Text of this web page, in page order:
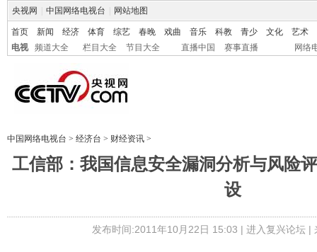
央视网 中国网络电视台 网站地图
首页 新闻 经济 体育 综艺 春晚 戏曲 音乐 科教 青少 文化
艺术
电视
频道大全 栏目大全 节目大全 直播中国 赛事直播 网络
中国网络电视台 > 经济台 > 财经资讯 >
工信部：我国信息安全漏洞分析与风险
设
发布时间:2011年10月22日 15:03 | 进入复兴论坛|